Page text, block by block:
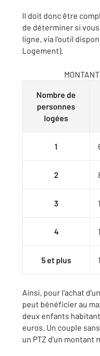
Il doit donc être
de déterminer si
ligne, via l'outil
Logement).
Nombre de
personnes
logées
1
2
3
4
5 et plus
Ainsi, pour l'achat
peut bénéficier au
deux enfants
euros. Un couple
un PTZ d'un montant